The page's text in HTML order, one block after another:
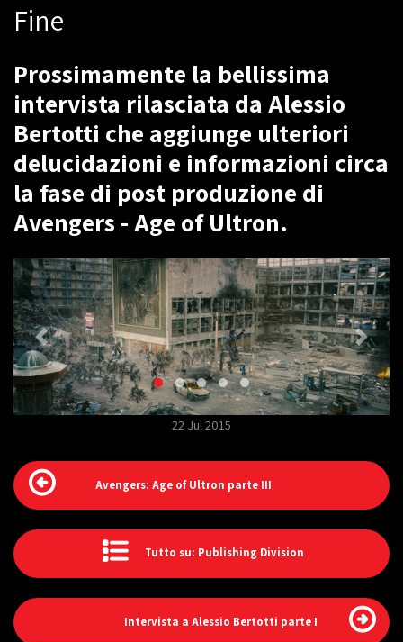
Fine
Prossimamente la bellissima
intervista rilasciata da Alessio
Bertotti che aggiunge ulteriori
delucidazioni e informazioni circa
la fase di post produzione di
Avengers - Age of Ultron.
22 Jul 2015
Avengers: Age of Ultron parte III
Tutto su: Publishing Division
Intervista a Alessio Bertotti parte I